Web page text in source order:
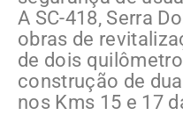
A SC-418, Serra
obras de
de dois
construção de
nos Kms 15 e 17